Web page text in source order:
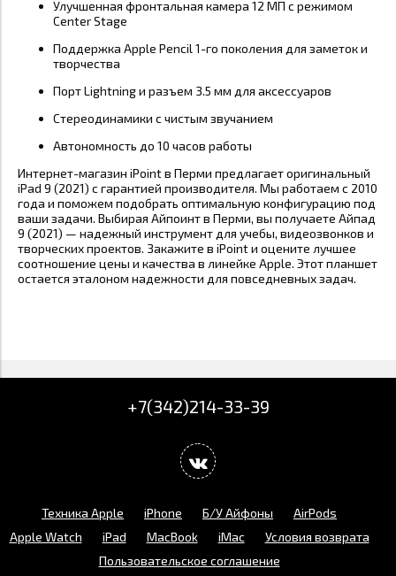
Улучшенная фронтальная камера 12 МП с режимом
Center Stage
Поддержка Apple Pencil 1-го поколения для заметок и
творчества
Порт Lightning и разъем 3.5 мм для аксессуаров
Стереодинамики с чистым звучанием
Автономность до 10 часов работы
Интернет-магазин iPoint в Перми предлагает оригинальный
iPad 9 (2021) с гарантией производителя. Мы работаем с 2010
года и поможем подобрать оптимальную конфигурацию под
ваши задачи. Выбирая Айпоинт в Перми, вы получаете Айпад
9 (2021) — надежный инструмент для учебы, видеозвонков и
творческих проектов. Закажите в iPoint и оцените лучшее
соотношение цены и качества в линейке Apple. Этот планшет
остается эталоном надежности для повседневных задач.
+7(342)214-33-39
Техника Apple iPhone Б/У Айфоны
AirPods
Apple Watch
iPad MacBook iMac
Условия возврата
Пользовательское соглашение